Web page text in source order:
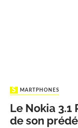
SMARTPHONES
Le Nokia
de son